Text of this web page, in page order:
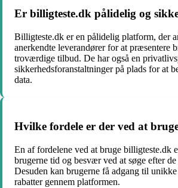
Er billigteste.dk pålidelig og
Billigteste.dk er en pålidelig platform, der
anerkendte leverandører for at præsentere
troværdige tilbud. De har også en
sikkerhedsforanstaltninger på plads for at
data.
Hvilke fordele er der ved at
En af fordelene ved at bruge billigteste.dk
brugerne tid og besvær ved at søge efter
Desuden kan brugerne få adgang til
rabatter gennem platformen.